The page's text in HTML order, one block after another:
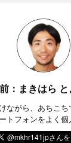
：まきはら と
ながら、あちこ
トフォンをよく個